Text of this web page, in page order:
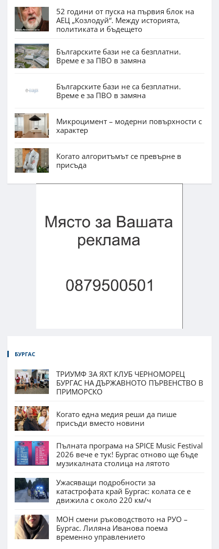
52 години от пуска на първия блок на
АЕЦ „Козлодуй“. Между историята,
политиката и бъдещето
Българските бази не са безплатни.
Време е за ПВО в замяна
Българските бази не са безплатни.
Време е за ПВО в замяна
Микроцимент – модерни повърхности с
характер
Когато алгоритъмът се превърне в
присъда
БУРГАС
ТРИУМФ ЗА ЯХТ КЛУБ ЧЕРНОМОРЕЦ
БУРГАС НА ДЪРЖАВНОТО ПЪРВЕНСТВО В
ПРИМОРСКО
Когато една медия реши да пише
присъди вместо новини
Пълната програма на SPICE Music Festival
2026 вече е тук! Бургас отново ще бъде
музикалната столица на лятото
Ужасяващи подробности за
катастрофата край Бургас: колата се е
движила с около 220 км/ч
МОН смени ръководството на РУО –
Бургас. Лиляна Иванова поема
временно управлението